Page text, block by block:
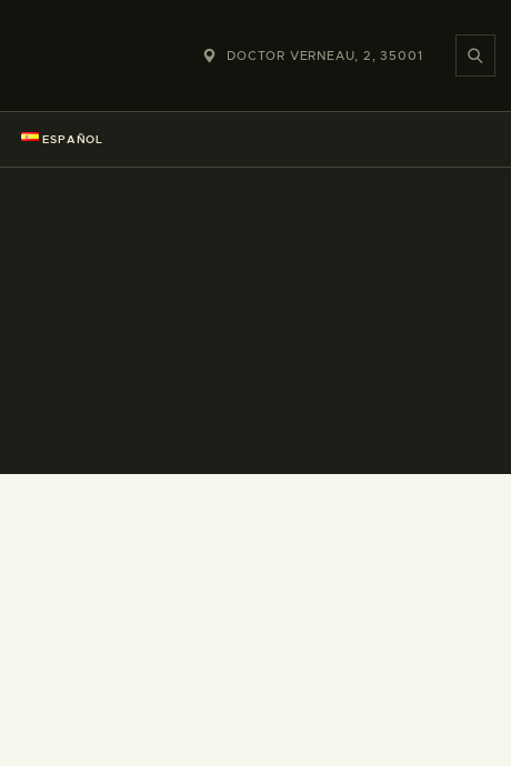
DOCTOR VERNEAU, 2, 35001
ESPAÑOL